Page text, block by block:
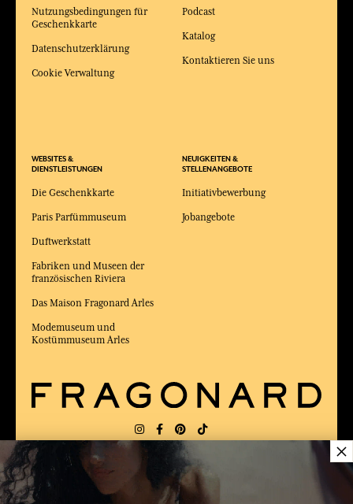
Nutzungsbedingungen für
Geschenkkarte
Datenschutzerklärung
Cookie Verwaltung
WEBSITES &
DIENSTLEISTUNGEN
Die Geschenkkarte
Paris Parfümmuseum
Duftwerkstatt
Fabriken und Museen der
französischen Riviera
Das Maison Fragonard Arles
Modemuseum und
Kostümmuseum Arles
Podcast
Katalog
Kontaktieren Sie uns
NEUIGKEITEN &
STELLENANGEBOTE
Initiativbewerbung
Jobangebote
LIEFERUNG: FR SPRACHE:
×